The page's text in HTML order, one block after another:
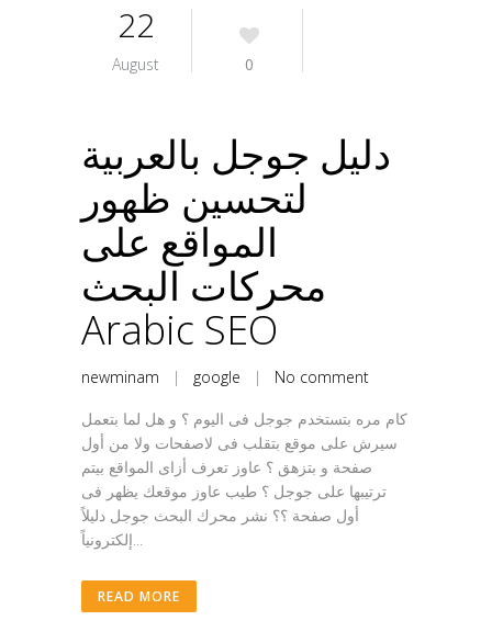
22
August 0
دليل جوجل بالعربية
لتحسين ظهور
المواقع على
محركات البحث
Arabic SEO
newminam | google | No comment
كام مره بتستخدم جوجل فى اليوم ؟ و هل لما بتعمل
سيرش على موقع بتقلب فى لاصفحات ولا من أول
صفحة و بتزهق ؟ عاوز تعرف أزاى المواقع بيتم
ترتيبها على جوجل ؟ طيب عاوز موقعك يظهر فى
أول صفحة ؟؟ نشر محرك البحث جوجل دليلاً
إلكترونياً...
READ MORE